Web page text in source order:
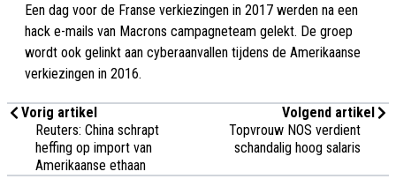
Een dag voor de Franse verkiezingen in 2017 werden na een
hack e-mails van Macrons campagneteam gelekt. De groep
wordt ook gelinkt aan cyberaanvallen tijdens de Amerikaanse
verkiezingen in 2016.
Vorig artikel
Reuters: China schrapt
heffing op import van
Amerikaanse ethaan
Volgend artikel
Topvrouw NOS verdient
schandalig hoog salaris